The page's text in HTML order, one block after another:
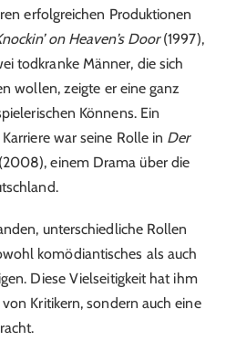
erfolgreichen Produktionen
on Heaven’s Door(1997),
todkranke Männer, die sich
wollen, zeigte er eine ganz
Könnens. Ein
war seine Rolle in Der
einem Drama über die
unterschiedliche Rollen
komödiantisches als auch
Diese Vielseitigkeit hat ihm
Kritikern, sondern auch eine